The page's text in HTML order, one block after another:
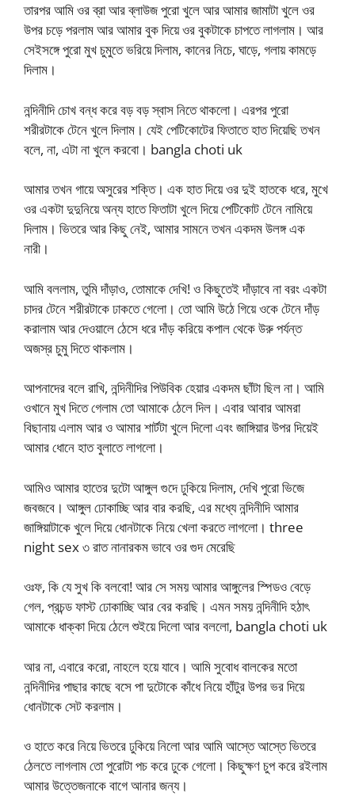
তারপর আমি ওর ব্রা আর ব্লাউজ পুরো খুলে আর আমার জামাটা খুলে ওর
উপর চড়ে পরলাম আর আমার বুক দিয়ে ওর বুকটাকে চাপতে লাগলাম। আর
সেইসঙ্গে পুরো মুখ চুমুতে ভরিয়ে দিলাম, কানের নিচে, ঘাড়ে, গলায় কামড়ে
দিলাম।
নন্দিনীদি চোখ বন্ধ করে বড় বড় স্বাস নিতে থাকলো। এরপর পুরো
শরীরটাকে টেনে খুলে দিলাম। যেই পেটিকোটের ফিতাতে হাত দিয়েছি তখন
বলে, না, এটা না খুলে করবো। bangla choti uk
আমার তখন গায়ে অসুরের শক্তি। এক হাত দিয়ে ওর দুই হাতকে ধরে, মুখে
ওর একটা দুদুনিয়ে অন্য হাতে ফিতাটা খুলে দিয়ে পেটিকোট টেনে নামিয়ে
দিলাম। ভিতরে আর কিছু নেই, আমার সামনে তখন একদম উলঙ্গ এক
নারী।
আমি বললাম, তুমি দাঁড়াও, তোমাকে দেখি! ও কিছুতেই দাঁড়াবে না বরং একটা
চাদর টেনে শরীরটাকে ঢাকতে গেলো। তো আমি উঠে গিয়ে ওকে টেনে দাঁড়
করালাম আর দেওয়ালে ঠেসে ধরে দাঁড় করিয়ে কপাল থেকে উরু পর্যন্ত
অজস্র চুমু দিতে থাকলাম।
আপনাদের বলে রাখি, নন্দিনীদির পিউবিক হেয়ার একদম ছাঁটা ছিল না। আমি
ওখানে মুখ দিতে গেলাম তো আমাকে ঠেলে দিল। এবার আবার আমরা
বিছানায় এলাম আর ও আমার শার্টটা খুলে দিলো এবং জাঙ্গিয়ার উপর দিয়েই
আমার ধোনে হাত বুলাতে লাগলো।
আমিও আমার হাতের দুটো আঙ্গুল গুদে ঢুকিয়ে দিলাম, দেখি পুরো ভিজে
জবজবে। আঙ্গুল ঢোকাচ্ছি আর বার করছি, এর মধ্যে নন্দিনীদি আমার
জাঙ্গিয়াটাকে খুলে দিয়ে ধোনটাকে নিয়ে খেলা করতে লাগলো। three
night sex ৩ রাত নানারকম ভাবে ওর গুদ মেরেছি
ওঃফ, কি যে সুখ কি বলবো! আর সে সময় আমার আঙ্গুলের স্পিডও বেড়ে
গেল, প্রচন্ড ফাস্ট ঢোকাচ্ছি আর বের করছি। এমন সময় নন্দিনীদি হঠাৎ
আমাকে ধাক্কা দিয়ে ঠেলে শুইয়ে দিলো আর বললো, bangla choti uk
আর না, এবারে করো, নাহলে হয়ে যাবে। আমি সুবোধ বালকের মতো
নন্দিনীদির পাছার কাছে বসে পা দুটোকে কাঁধে নিয়ে হাঁটুর উপর ভর দিয়ে
ধোনটাকে সেট করলাম।
ও হাতে করে নিয়ে ভিতরে ঢুকিয়ে নিলো আর আমি আস্তে আস্তে ভিতরে
ঠেলতে লাগলাম তো পুরোটা পচ করে ঢুকে গেলো। কিছুক্ষণ চুপ করে রইলাম
আমার উত্তেজনাকে বাগে আনার জন্য।